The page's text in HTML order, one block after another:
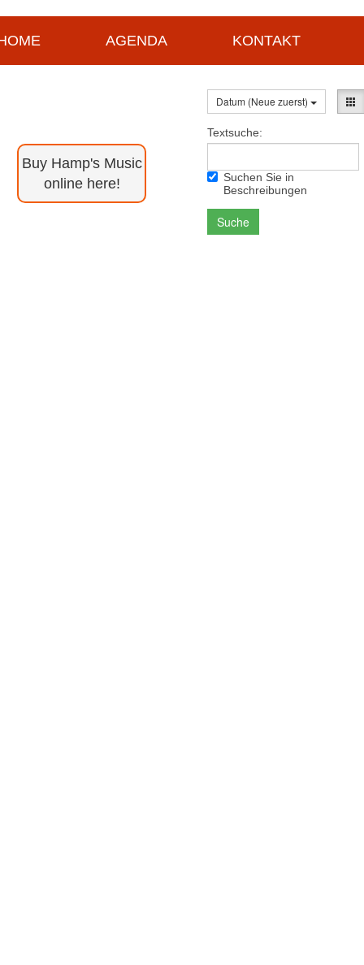
AGENDA KONTAKT
Datum (Neue zuerst)
Textsuche:
Suchen Sie in
Beschreibungen
Suche
Buy Hamp's Music
online here!